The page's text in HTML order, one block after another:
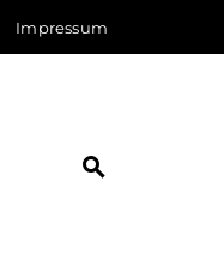
Impressum